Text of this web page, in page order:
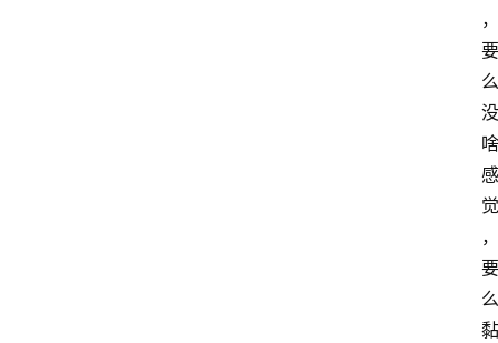
，
要
么
没
啥
感
觉
，
要
么
黏